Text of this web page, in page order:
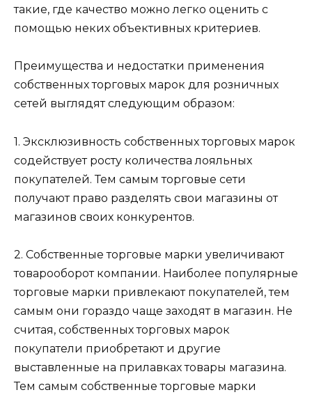
такие, где качество можно легко оценить с
помощью неких объективных критериев.
Преимущества и недостатки применения
собственных торговых марок для розничных
сетей выглядят следующим образом:
1. Эксклюзивность собственных торговых марок
содействует росту количества лояльных
покупателей. Тем самым торговые сети
получают право разделять свои магазины от
магазинов своих конкурентов.
2. Собственные торговые марки увеличивают
товарооборот компании. Наиболее популярные
торговые марки привлекают покупателей, тем
самым они гораздо чаще заходят в магазин. Не
считая, собственных торговых марок
покупатели приобретают и другие
выставленные на прилавках товары магазина.
Тем самым собственные торговые марки